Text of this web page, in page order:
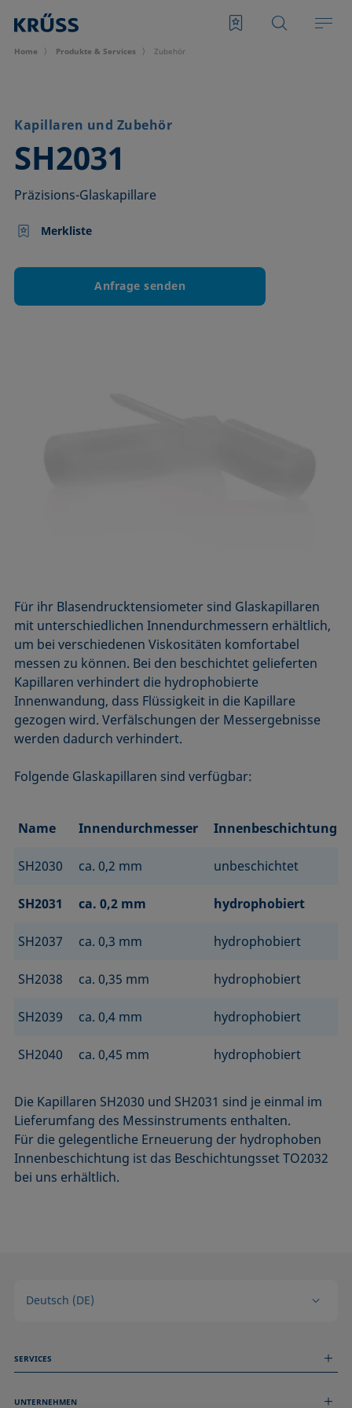
Home Produkte & Services Zubehör
Kapillaren und Zubehör
SH2031
–
Präzisions-Glaskapillare
Merkliste
Anfrage senden
Für ihr Blasendrucktensiometer sind Glaskapillaren
mit unterschiedlichen Innendurchmessern erhältlich,
um bei verschiedenen Viskositäten komfortabel
messen zu können. Bei den beschichtet gelieferten
Kapillaren verhindert die hydrophobierte
Innenwandung, dass Flüssigkeit in die Kapillare
gezogen wird. Verfälschungen der Messergebnisse
werden dadurch verhindert.
Folgende Glaskapillaren sind verfügbar:
Name Innendurchmesser Innenbeschichtung
SH2030 ca. 0,2 mm unbeschichtet
SH2031 ca. 0,2 mm hydrophobiert
SH2037 ca. 0,3 mm hydrophobiert
SH2038 ca. 0,35 mm hydrophobiert
SH2039 ca. 0,4 mm hydrophobiert
SH2040 ca. 0,45 mm hydrophobiert
Die Kapillaren SH2030 und SH2031 sind je einmal im
Lieferumfang des Messinstruments enthalten.
Für die gelegentliche Erneuerung der hydrophoben
Innenbeschichtung ist das Beschichtungsset TO2032
bei uns erhältlich.
Deutsch (DE)
SERVICES
UNTERNEHMEN